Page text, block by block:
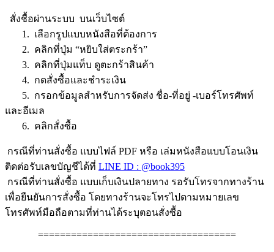
สั่งชื้อผ่านระบบ บนเว็บไซต์
1. เลือกรูปแบบหนังสือที่ต้องการ
2. คลิกที่ปุ่ม “หยิบใส่ตระกร้า”
3. คลิกที่ปุ่มแท็บ ดูตะกร้าสินค้า
4. กดสั่งซื้อและชำระเงิน
5. กรอกข้อมูลสำหรับการจัดส่ง ชื่อ-ที่อยู่ -เบอร์โทรศัพท์
และอีเมล
6. คลิกสั่งซื้อ
กรณีที่ท่านสั่งซื้อ แบบไฟล์ PDF หรือ เล่มหนังสือแบบโอนเงิน
ติดต่อรับเลขบัญชีได้ที่ LINE ID : @book395
กรณีที่ท่านสั่งซื้อ แบบเก็บเงินปลายทาง รอรับโทรจากทางร้าน
เพื่อยืนยันการสั่งซื้อ โดยทางร้านจะโทรไปตามหมายเลข
โทรศัพท์มือถือตามที่ท่านได้ระบุตอนสั่งซื้อ
====================================